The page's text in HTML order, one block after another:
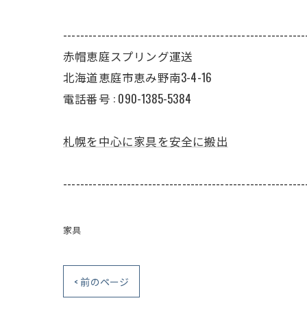
赤帽恵庭スプリング運送
北海道恵庭市恵み野南3-4-16
電話番号 : 090-1385-5384
札幌を中心に家具を安全に搬出
家具
< 前のページ